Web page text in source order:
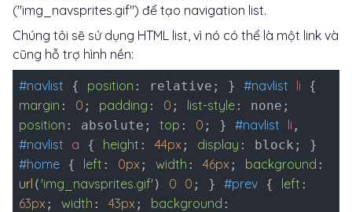
("img_navsprites.gif") để tạo navigation list.
Chúng tôi sẽ sử dụng HTML list, vì nó có thể là một link và
cũng hỗ trợ hình nền:
#navlist { position : relative; } #navlist li {
margin : 0 ; padding : 0 ; list-style: none;
position : absolute; top : 0 ; } #navlist li ,
#navlist a { height : 44px ; display : block; }
#home { left : 0px ; width : 46px ; background :
url ('img_navsprites.gif') 0 0 ; } #prev { left :
63px ; width : 43px ; background :